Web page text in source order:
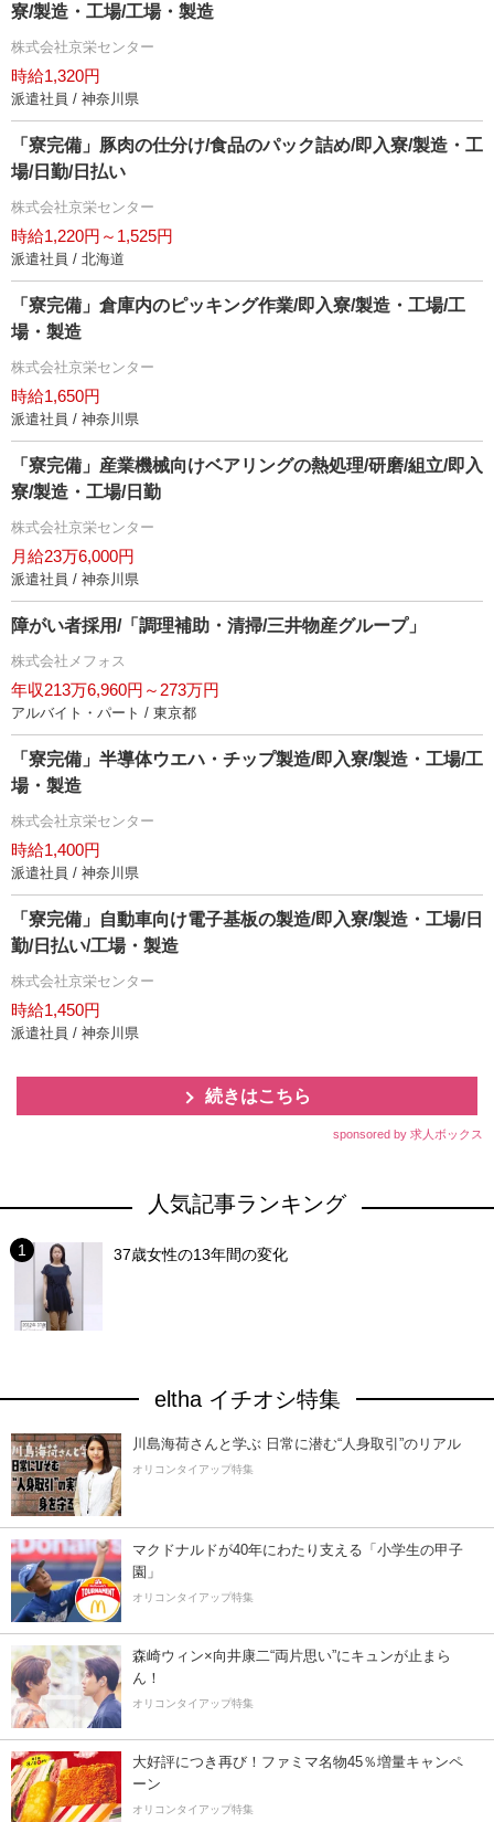
寮/製造・工場/工場・製造
株式会社京栄センター
時給1,320円
派遣社員 / 神奈川県
「寮完備」豚肉の仕分け/食品のパック詰め/即入寮/製造・工
場/日勤/日払い
株式会社京栄センター
時給1,220円～1,525円
派遣社員 / 北海道
「寮完備」倉庫内のピッキング作業/即入寮/製造・工場/工
場・製造
株式会社京栄センター
時給1,650円
派遣社員 / 神奈川県
「寮完備」産業機械向けベアリングの熱処理/研磨/組立/即入
寮/製造・工場/日勤
株式会社京栄センター
月給23万6,000円
派遣社員 / 神奈川県
障がい者採用/「調理補助・清掃/三井物産グループ」
株式会社メフォス
年収213万6,960円～273万円
アルバイト・パート / 東京都
「寮完備」半導体ウエハ・チップ製造/即入寮/製造・工場/工
場・製造
株式会社京栄センター
時給1,400円
派遣社員 / 神奈川県
「寮完備」自動車向け電子基板の製造/即入寮/製造・工場/日
勤/日払い/工場・製造
株式会社京栄センター
時給1,450円
派遣社員 / 神奈川県
続きはこちら
sponsored by 求人ボックス
人気記事ランキング
37歳女性の13年間の変化
eltha イチオシ特集
川島海荷さんと学ぶ 日常に潜む“人身取引”のリアル
オリコンタイアップ特集
マクドナルドが40年にわたり支える「小学生の甲子
園」
オリコンタイアップ特集
森崎ウィン×向井康二“両片思い”にキュンが止まら
ん！
オリコンタイアップ特集
大好評につき再び！ファミマ名物45％増量キャンペ
ーン
オリコンタイアップ特集